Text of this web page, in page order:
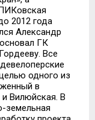
2012 года
Александр
ГК
Все
одного из
в
и Вилюйская. В
земельная